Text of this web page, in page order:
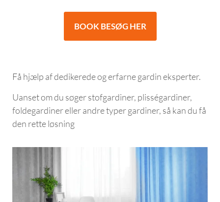
BOOK BESØG HER
Få hjælp af dedikerede og erfarne gardin eksperter.
Uanset om du søger stofgardiner, plisségardiner,
foldegardiner eller andre typer gardiner, så kan du få
den rette løsning